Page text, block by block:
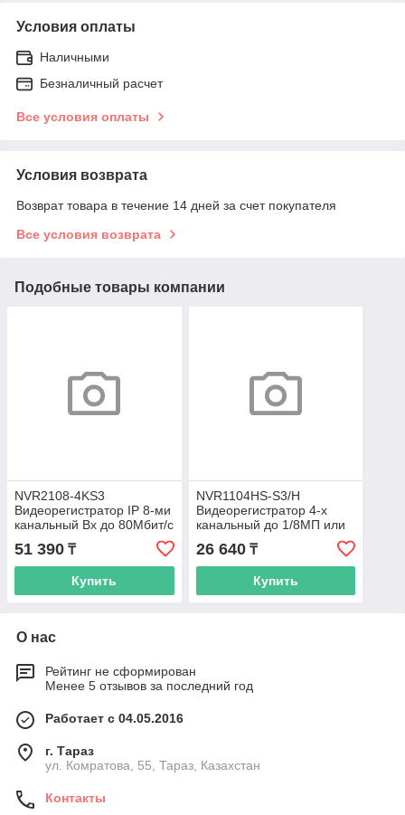
Условия оплаты
Наличными
Безналичный расчет
Все условия оплаты
Условия возврата
Возврат товара в течение 14 дней за счет покупателя
Все условия возврата
Подобные товары компании
NVR2108-4KS3
Видеорегистратор IP 8-ми
канальный Вх до 80Мбит/с
51 390 ₸
Купить
NVR1104HS-S3/H
Видеорегистратор 4-х
канальный до 1/8МП или
26 640₸
Купить
О нас
Рейтинг не сформирован
Менее 5 отзывов за последний год
Работает с 04.05.2016
г. Тараз
ул. Комратова, 55, Тараз, Казахстан
Контакты